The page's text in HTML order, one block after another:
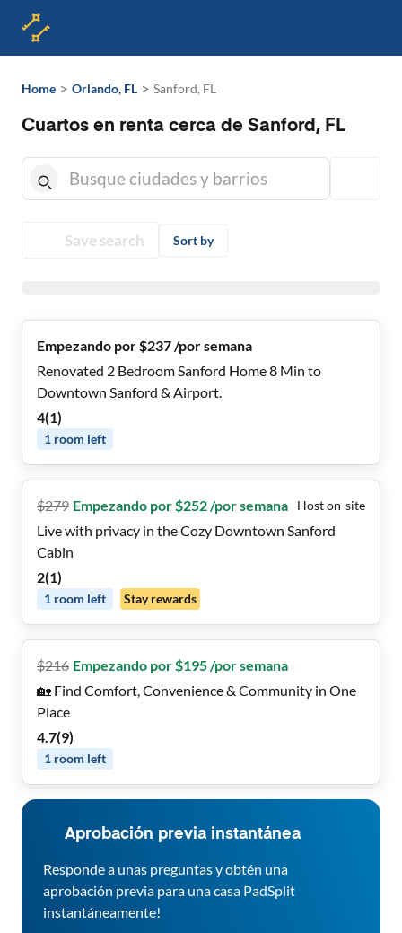
Home > Orlando, FL > Sanford, FL
Cuartos en renta cerca de Sanford, FL
Save search Sort by
Empezando por $237 /por semana
Renovated 2 Bedroom Sanford Home 8 Min to
Downtown Sanford & Airport.
4(1)
1 room left
$279 Empezando por $252 /por semana Host on-site
Live with privacy in the Cozy Downtown Sanford
Cabin
2(1)
1 room left Stay rewards
$216 Empezando por $195 /por semana
🏡 Find Comfort, Convenience & Community in One
Place
4.7(9)
1 room left
Aprobación previa instantánea
Responde a unas preguntas y obtén una
aprobación previa para una casa PadSplit
instantáneamente!